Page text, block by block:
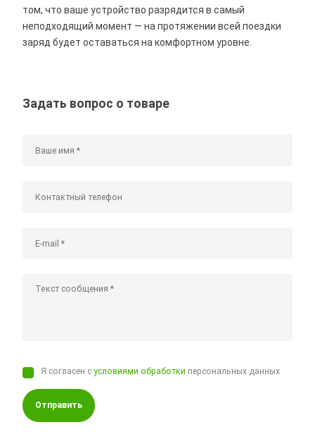
том, что ваше устройство разрядится в самый
неподходящий момент — на протяжении всей поездки
заряд будет оставаться на комфортном уровне.
Задать вопрос о товаре
Я согласен сусловиями обработки персональных данных
Отправить